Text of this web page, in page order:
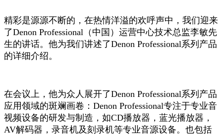
精彩是源源不断的，在热情洋溢的欢呼声中，我们迎来
了Denon Professional（中国）运营中心技术总监李敏先
生的讲话。他为我们讲述了Denon Professional系列产品
的详细介绍。
在会议上，他为众人展开了Denon Professional系列产品
应用领域的斑斓画卷：Denon Professional专注于专业音
视频设备的研发与制造，如CD播放器，蓝光播放器，
AV解码器，录音机及刻录机等专业音源设备。也包括